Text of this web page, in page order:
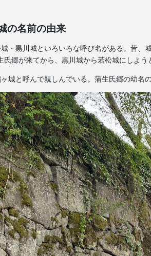
の名前の由来
・黒川城といろいろな呼び名がある。昔、
氏郷が来てから、黒川城から若松城にしよ
城と呼んで親しんでいる。蒲生氏郷の幼名